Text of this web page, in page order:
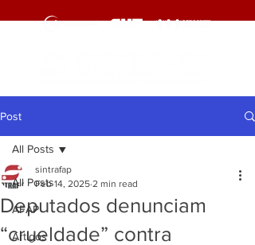
Post
All Posts
AFAP
Artigos
All Posts
Deputados denunciam
“crueldade” contra
sintrafap
Feb 14, 2025 2 min read